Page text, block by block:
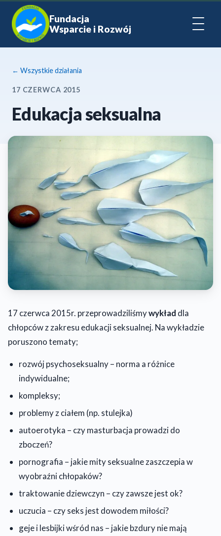
Fundacja
Wsparcie i Rozwój
← Wszystkie działania
17 CZERWCA 2015
Edukacja seksualna
17 czerwca 2015r. przeprowadziliśmywykład dla
chłopców z zakresu edukacji seksualnej. Na wykładzie
poruszono tematy;
rozwój psychoseksualny – norma a różnice
indywidualne;
kompleksy;
problemy z ciałem (np. stulejka)
autoerotyka – czy masturbacja prowadzi do
zboczeń?
pornografia – jakie mity seksualne zaszczepia w
wyobraźni chłopaków?
traktowanie dziewczyn – czy zawsze jest ok?
uczucia – czy seks jest dowodem miłości?
geje i lesbijki wśród nas – jakie bzdury nie mają